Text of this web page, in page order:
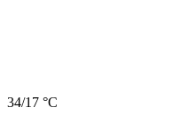
34/17 °C